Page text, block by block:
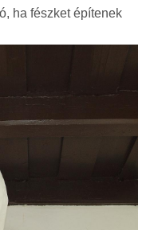
ha fészket építenek